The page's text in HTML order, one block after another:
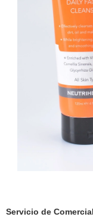
Servicio de